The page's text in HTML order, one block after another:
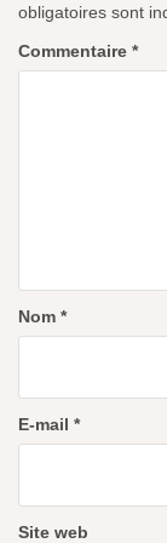
obligatoires sont
Commentaire *
Nom *
E-mail *
Site web